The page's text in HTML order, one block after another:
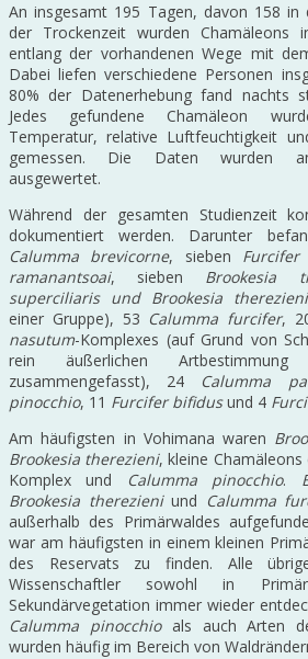
An insgesamt 195 Tagen, davon 158 in
der Trockenzeit wurden Chamäleons
entlang der vorhandenen Wege mit
Dabei liefen verschiedene Personen
80% der Datenerhebung fand nachts
Jedes gefundene Chamäleon
Temperatur, relative Luftfeuchtigkeit
gemessen. Die Daten wurden
ausgewertet.
Während der gesamten Studienzeit
dokumentiert werden. Darunter
Calumma brevicorne, sieben
ramanantsoai, sieben Brookesia
superciliaris und Brookesia therezieni
einer Gruppe), 53 Calumma furcifer,
nasutum-Komplexes (auf Grund von
rein äußerlichen
zusammengefasst), 24 Calumma
pinocchio, 11 Furcifer bifidusund 4
Am häufigsten in Vohimana waren
Brookesia therezieni, kleine Chamäleons
Komplex und
Calumma pinocchio.
Brookesia therezieniund Calumma
außerhalb des Primärwaldes
war am häufigsten in einem kleinen
des Reservats zu finden. Alle
Wissenschaftler sowohl in
Sekundärvegetation immer wieder
Calumma pinocchioals auch Arten
wurden häufig im Bereich von